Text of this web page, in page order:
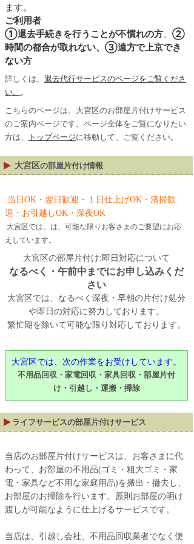
ます。
ご利用者
①退去手続きを行うことが不慣れの方
②
時間の都合が取れない、③遠方で上京でき
ない方
詳しくは、 退去代行サービスのページをご覧くださ
い。
。
こちらのページは、大宮区のお部屋片付けサービス
のご案内ページです。ページ全体をご覧になりたい
方は、
トップページに移動して、ご覧ください。
大宮区の部屋片付け情報
当日OK・翌日歓迎・１日仕上げOK・清掃歓
迎・お引越しOK・深夜OK
大宮区では、は、可能な限りお客さまのご要望にお応
えしています。
大宮区の部屋片付け:即日対応について
なるべく・午前中までにお申し込みくだ
さい
大宮区では、なるべく深夜・早朝の片付け処分
や即日の対応に努力しております。
繁忙期を除いて可能な限り対応しております。
大宮区では、次の作業をお受けしています。
不用品回収・家電回収・家具回収・部屋片付
け・引越し・運搬・掃除
ライフサービスの部屋片付けサービス
当店のお部屋片付けサービスは、お客さまに代
わって、お部屋の不用品(ゴミ・粗大ゴミ・家
電・家具など不用な家庭用品)を搬出・撤去し、
お部屋のお掃除を行います。原則お部屋の明け
渡しが可能なように仕上げるサービスです。
当店は、引越し会社、不用品回収業者でなく便